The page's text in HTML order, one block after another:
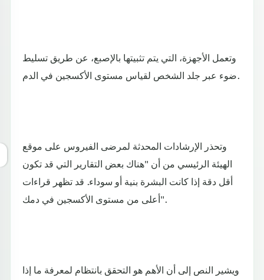
وتعمل الأجهزة، التي يتم تثبيتها بالإصبع، عن طريق تسليط
ضوء عبر جلد الشخص لقياس مستوى الأكسجين في الدم.
وتحذر الإرشادات المحدثة لمرضى الفيروس على موقع
الهيئة الرئيسي من أن "هناك بعض التقارير التي قد تكون
أقل دقة إذا كانت البشرة بنية أو سوداء. قد تظهر قراءات
أعلى من مستوى الأكسجين في دمك".
ويشير النص إلى أن الأهم هو التحقق بانتظام لمعرفة ما إذا